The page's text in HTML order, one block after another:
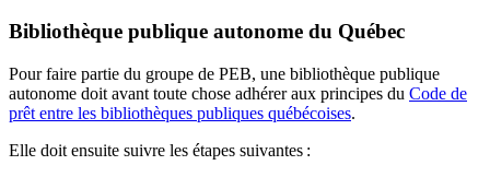
Bibliothèque publique autonome du Québec
Pour faire partie du groupe de PEB, une bibliothèque publique
autonome doit avant toute chose adhérer aux principes du Code de
prêt entre les bibliothèques publiques québécoises.
Elle doit ensuite suivre les étapes suivantes :